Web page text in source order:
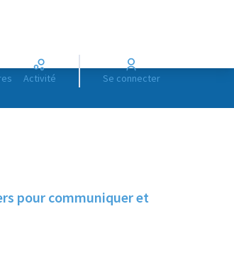
Activité Se connecter
pour communiquer et